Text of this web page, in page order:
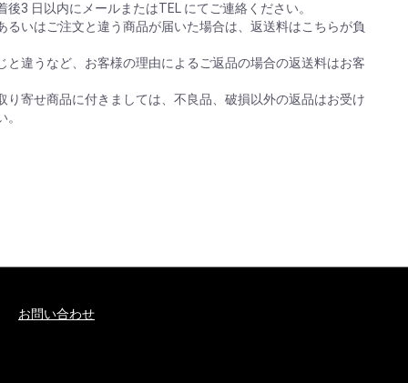
3 日以内にメールまたはTEL にてご連絡ください。
るいはご注文と違う商品が届いた場合は、返送料はこちらが負
と違うなど、お客様の理由によるご返品の場合の返送料はお客
り寄せ商品に付きましては、不良品、破損以外の返品はお受け
お問い合わせ